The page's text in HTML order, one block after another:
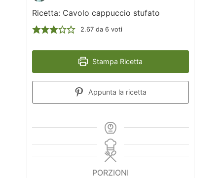
Ricetta: Cavolo cappuccio stufato
2.67da 6 voti
Stampa Ricetta
Appunta la ricetta
PORZIONI